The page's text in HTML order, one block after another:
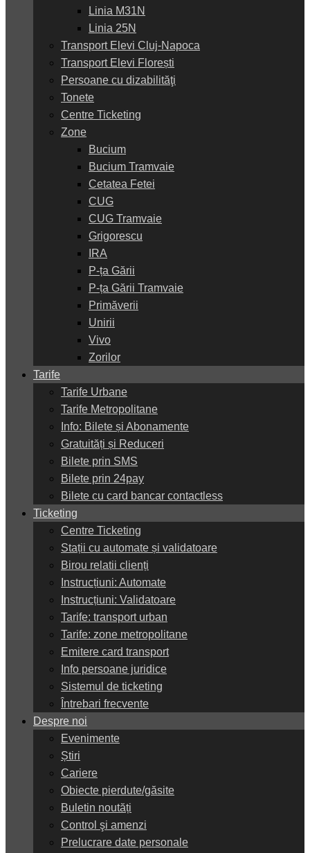
Linia M31N
Linia 25N
Transport Elevi Cluj-Napoca
Transport Elevi Florești
Persoane cu dizabilităţi
Tonete
Centre Ticketing
Zone
Bucium
Bucium Tramvaie
Cetatea Fetei
CUG
CUG Tramvaie
Grigorescu
IRA
P-ța Gării
P-ța Gării Tramvaie
Primăverii
Unirii
Vivo
Zorilor
Tarife
Tarife Urbane
Tarife Metropolitane
Info: Bilete și Abonamente
Gratuități și Reduceri
Bilete prin SMS
Bilete prin 24pay
Bilete cu card bancar contactless
Ticketing
Centre Ticketing
Stații cu automate și validatoare
Birou relatii clienți
Instrucțiuni: Automate
Instrucțiuni: Validatoare
Tarife: transport urban
Tarife: zone metropolitane
Emitere card transport
Info persoane juridice
Sistemul de ticketing
Întrebari frecvente
Despre noi
Evenimente
Știri
Cariere
Obiecte pierdute/găsite
Buletin noutăți
Control şi amenzi
Prelucrare date personale